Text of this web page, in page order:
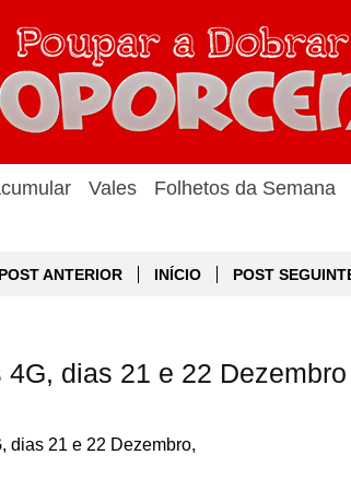
Vales Folhetos da Semana
ANTERIOR INÍCIO POST
dias 21 e 22 Dezembro
dias 21 e 22 Dezembro,